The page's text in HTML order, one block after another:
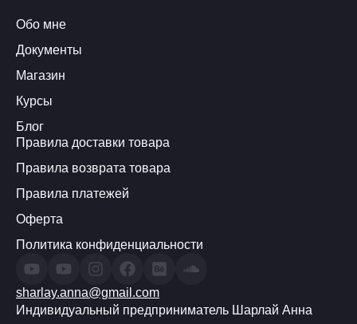
Обо мне
Документы
Магазин
Курсы
Блог
Правила доставки товара
Правила возврата товара
Правила платежей
Оферта
Политика конфиденциальности
sharlay.anna@gmail.com
Индивидуальный предприниматель Шарлай Анна